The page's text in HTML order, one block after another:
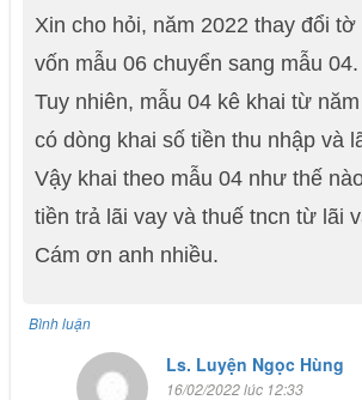
Xin cho hỏi, năm 2022 thay đổi
vốn mẫu 06 chuyển sang mẫu 04.
Tuy nhiên, mẫu 04 kê khai từ
có dòng khai số tiền thu nhập và
Vậy khai theo mẫu 04 như thế
tiền trả lãi vay và thuế tncn từ lãi
Cám ơn anh nhiều.
Bình luận
Ls. Luyện Ngọc Hùng
16/02/2022 lúc 12:33